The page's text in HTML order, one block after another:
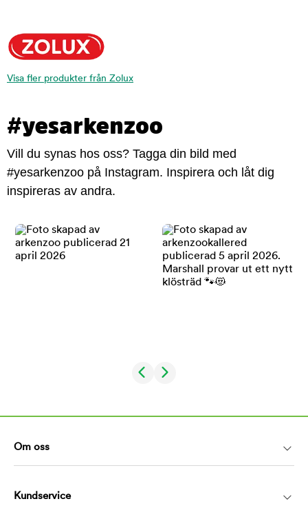
Visa fler produkter från Zolux
#yesarkenzoo
Vill du synas hos oss? Tagga din bild med
#yesarkenzoo på Instagram. Inspirera och låt dig
inspireras av andra.
Om oss
Kundservice